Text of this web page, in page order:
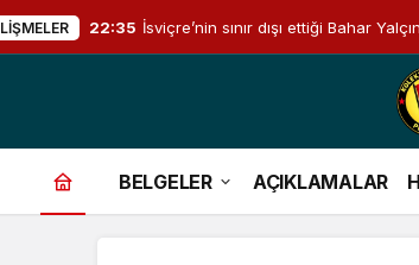
22:35 İsviçre’nin sınır dışı ettiği Bahar
BELGELER AÇIKLAMALAR